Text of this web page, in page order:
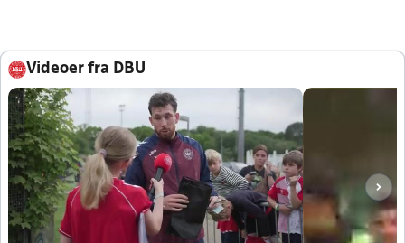
Videoer fra DBU